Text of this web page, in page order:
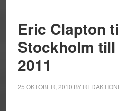
Eric Clapton
Stockholm
2011
25 OKTOBER, 2010 BY